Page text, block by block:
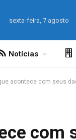
sexta-feira, 7 agosto
Notícias
acontece com seus
com